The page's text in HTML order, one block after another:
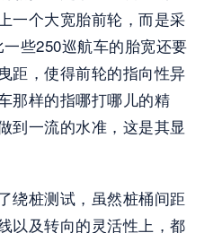
一个大宽胎前轮，而是采
些250巡航车的胎宽还要
距，使得前轮的指向性异
那样的指哪打哪儿的精
到一流的水准，这是其显
绕桩测试，虽然桩桶间距
以及转向的灵活性上，都